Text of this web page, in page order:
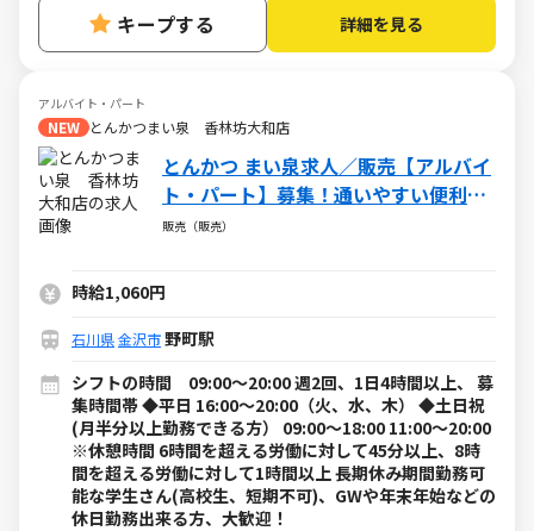
キープする 詳細を見る
アルバイト・パート
NEW とんかつまい泉 香林坊大和店
とんかつ まい泉求人／販売【アルバイ
ト・パート】募集！通いやすい便利な
勤務地から選択可能
販売（販売）
時給1,060円
石川県金沢市野町駅
シフトの時間 09:00〜20:00 週2回、1日4時間以上、 募
集時間帯 ◆平日 16:00〜20:00（火、水、木） ◆土日祝
(月半分以上勤務できる方） 09:00〜18:00 11:00〜20:00
※休憩時間 6時間を超える労働に対して45分以上、8時
間を超える労働に対して1時間以上 長期休み期間勤務可
能な学生さん(高校生、短期不可)、GWや年末年始などの
休日勤務出来る方、大歓迎！